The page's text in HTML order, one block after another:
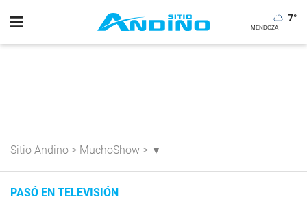
7°
Sitio Andino > MuchoShow > ▼
PASÓ EN TELEVISIÓN